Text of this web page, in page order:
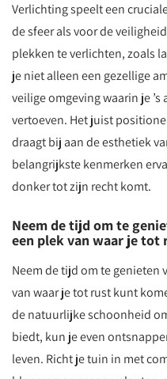
Verlichting speelt een
de sfeer als voor de
plekken te verlichten, zoals
je niet alleen een gezellige
veilige omgeving waarin je
vertoeven. Het juist
draagt bij aan de esthetiek
belangrijkste kenmerken
donker tot zijn recht komt.
Neem de tijd om te
een plek van waar je tot
Neem de tijd om te genieten
van waar je tot rust kunt
de natuurlijke schoonheid
biedt, kun je even
leven. Richt je tuin in met